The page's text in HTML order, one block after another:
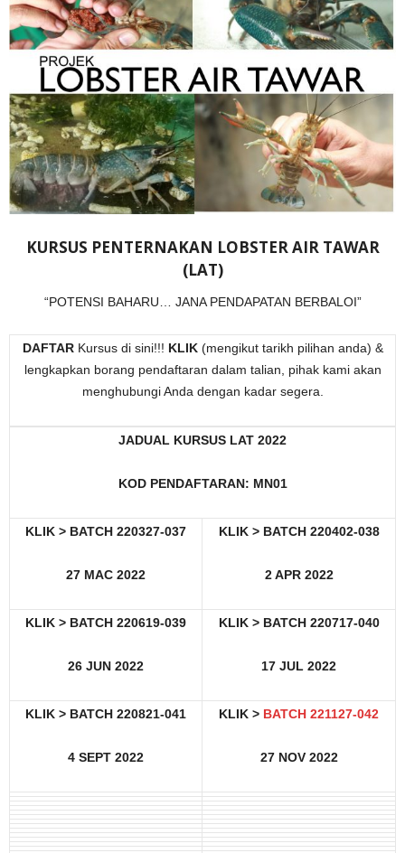
KURSUS PENTERNAKAN LOBSTER AIR TAWAR
(LAT)
“POTENSI BAHARU… JANA PENDAPATAN BERBALOI”
DAFTARKursus di sini!!! KLIK(mengikut tarikh pilihan anda) &
lengkapkan borang pendaftaran dalam talian, pihak kami akan
menghubungi Anda dengan kadar segera.
JADUAL KURSUS LAT 2022
KOD PENDAFTARAN: MN01
KLIK > BATCH 220327-037
27 MAC 2022
KLIK > BATCH 220402-038
2 APR 2022
KLIK > BATCH 220619-039
26 JUN 2022
KLIK > BATCH 220717-040
17 JUL 2022
KLIK > BATCH 220821-041
4 SEPT 2022
KLIK > BATCH 221127-042
27 NOV 2022